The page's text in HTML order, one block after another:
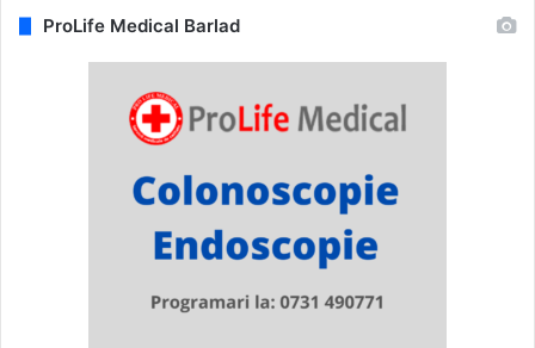
ProLife Medical Barlad